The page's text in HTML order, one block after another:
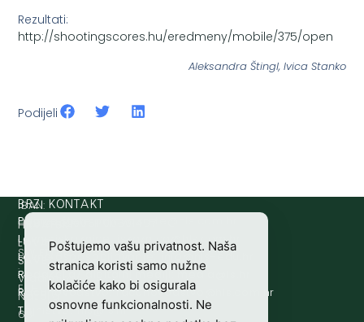
Rezultati:
http://shootingscores.hu/eredmeny/mobile/375/open
Aleksandra Štingl, Ivica Stanko
Podijeli
HRVATSKI
LOVAČKI
SAVEZ
Vladimira
Nazora
63
IBAN:
HR8124020061100501497
SWIFT/BIC
:
ESBCHR22
BRZI KONTAKT
Prijava štete:
Lovne iskaznice:
rh.moc.slh
@acinzaksi
Lovno osposobljavanje:
rh.ude-slh
@ofni
Redakcija/ digitalni mediji:@aidem
Računovodstvo:
rh.moc.slh
@ovtsdovonucar
Tajništvo:
rh.sl
@slh
Poštujemo vašu privatnost. Naša
stranica koristi samo nužne
kolačiće kako bi osigurala
osnovne funkcionalnosti. Ne